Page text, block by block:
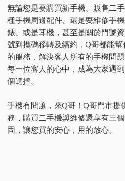
無論您是要購買新手機、販售二
種手機周邊配件、還是要維修手
錶、或是耳機，甚至是關於門號
號到攜碼移轉及續約，Q哥都能
的服務，解決客人所有的手機問
每一位客人的心中，成為大家遇
個選擇。
手機有問題，來Q哥！Q哥門市提
務，購買二手機與維修還享有三
固，讓您買的安心，用的放心。